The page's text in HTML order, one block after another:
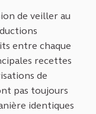
de veiller au
entre chaque
recettes
de
pas toujours
identiques